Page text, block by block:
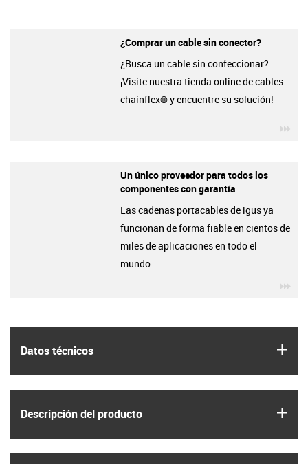
Datos técnicos
Descripción del producto
¿Comprar un cable sin conector?
¿Busca un cable sin confeccionar?
¡Visite nuestra tienda online de cables
chainflex® y encuentre su solución!
Un único proveedor para todos los
componentes con garantía
Las cadenas portacables de igus ya
funcionan de forma fiable en cientos de
miles de aplicaciones en todo el
mundo.